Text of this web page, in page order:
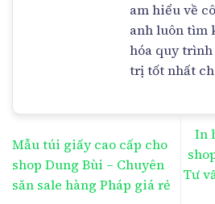
am hiểu về
anh luôn tìm
hóa quy
trị tốt nhất
Mẫu túi giấy cao cấp cho
shop Dung Bùi – Chuyên
săn sale hàng Pháp giá rẻ
In
Tư